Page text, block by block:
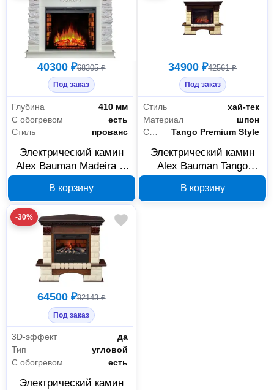
40300 ₽68305 ₽
Под заказ
Глубина
410 мм
С обогревом
есть
Стиль
прованс
Электрический камин
Alex Bauman Madeira C
крем K27 261035
В корзину
34900 ₽42561 ₽
Под заказ
Стиль
хай-тек
Материал
шпон
Серия
Tango Premium Style
Электрический камин
Alex Bauman Tango
фронтальный венге
В корзину
-30%
64500 ₽92143 ₽
Под заказ
3D-эффект
да
Тип
угловой
С обогревом
есть
Электрический камин